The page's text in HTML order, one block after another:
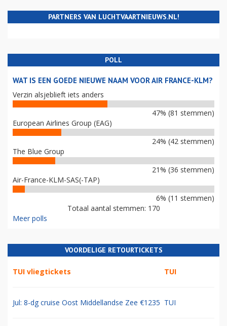
PARTNERS VAN LUCHTVAARTNIEUWS.NL!
POLL
WAT IS EEN GOEDE NIEUWE NAAM VOOR AIR FRANCE-KLM?
Verzin alsjeblieft iets anders
47% (81 stemmen)
European Airlines Group (EAG)
24% (42 stemmen)
The Blue Group
21% (36 stemmen)
Air-France-KLM-SAS(-TAP)
6% (11 stemmen)
Totaal aantal stemmen: 170
Meer polls
VOORDELIGE RETOURTICKETS
TUI vliegtickets TUI
Jul: 8-dg cruise Oost Middellandse Zee €1235 TUI